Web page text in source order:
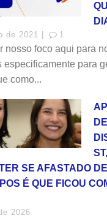
de 2021 | 1
nosso foco aqui para
especificamente para
como...
SE AFASTADO
É QUE FICOU
2026